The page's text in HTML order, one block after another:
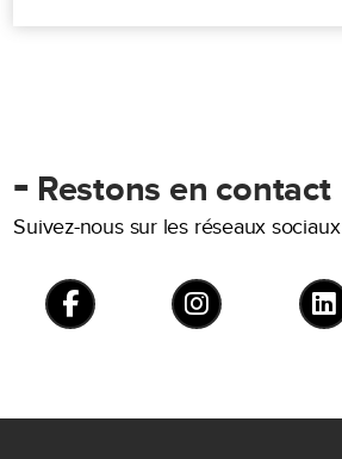
- Restons en contact
Suivez-nous sur les réseaux sociaux